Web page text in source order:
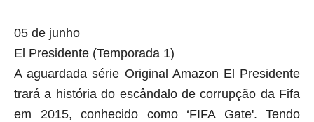
05 de junho
El Presidente (Temporada 1)
A aguardada série Original Amazon El Presidente
trará a história do escândalo de corrupção da Fifa
em 2015, conhecido como ‘FIFA Gate'. Tendo